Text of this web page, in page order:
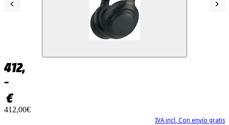
412,
–
€
412,00€
IVA incl. Con envío gratis